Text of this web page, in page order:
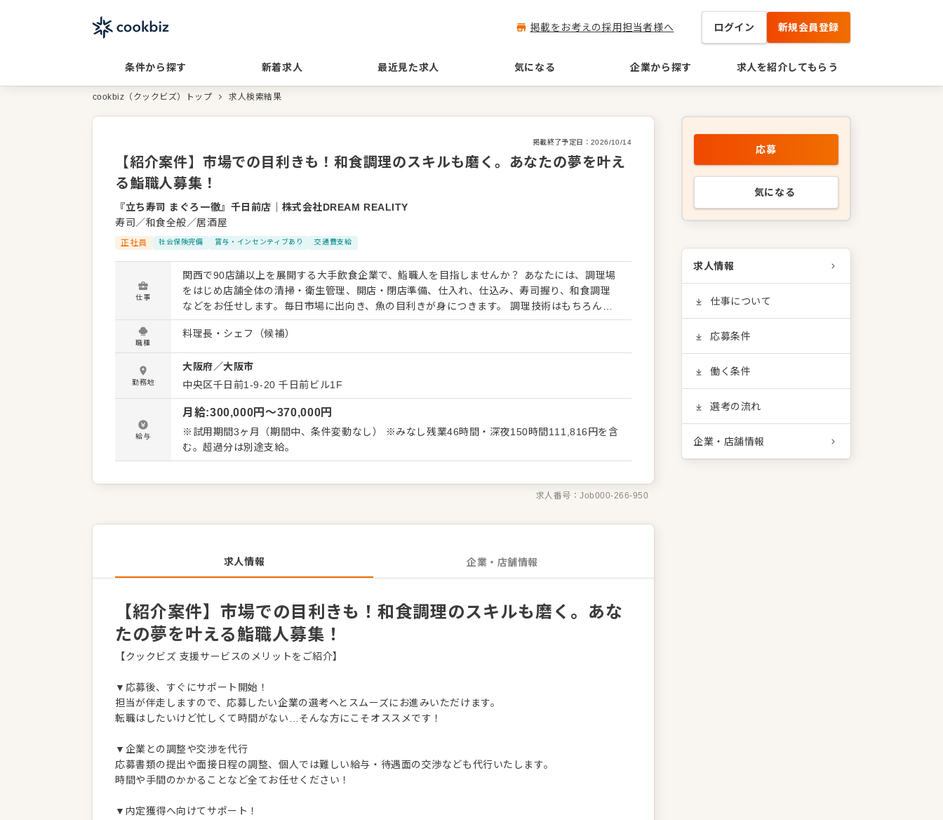
掲載をお考えの採用担当者様へ ログイン 新規会員登録
条件から探す 新着求人 最近見た求人 気になる 企業から探す 求人を紹介してもらう
cookbiz（クックビズ）トップ 求人検索結果
掲載終了予定日： 2026/10/14
【紹介案件】市場での目利きも！和食調理のスキルも磨く。あなたの夢を叶え
る鮨職人募集！
『立ち寿司 まぐろ一徹』千日前店
株式会社DREAM REALITY
寿司／和食全般／居酒屋
正社員 社会保険完備 賞与・インセンティブあり 交通費支給
仕事
関西で90店舗以上を展開する大手飲食企業で、鮨職人を目指しませんか？ あなたには、調理場
をはじめ店舗全体の清掃・衛生管理、開店・閉店準備、仕入れ、仕込み、寿司握り、和食調理
などをお任せします。毎日市場に出向き、魚の目利きが身につきます。 調理技術はもちろん、
カウンター越しにお客様とコミュニケーションをとる「見せる技」も習得し、一人前の鮨職人
を目指しましょう。 大将や先輩スタッフが成長をサポート。 経験が浅い方も安心してスタート
でき、将来は大将や経営幹部への昇格、または独立も目指せます。 ＜おすすめポイント＞ 独立
支援制度あり。関西で90店舗以上の安定企業で、キャリアアップのチャンスが豊富です。
職種
料理長・シェフ（候補）
勤務地
大阪府／大阪市
中央区千日前1-9-20 千日前ビル1F
給与
月給:300,000円〜370,000円
※試用期間3ヶ月（期間中、条件変動なし） ※みなし残業46時間・深夜150時間111,816円を含
む。超過分は別途支給。
求人番号：Job000-266-950
求人情報 企業・店舗情報
【紹介案件】市場での目利きも！和食調理のスキルも磨く。あな
たの夢を叶える鮨職人募集！
【クックビズ 支援サービスのメリットをご紹介】
▼応募後、すぐにサポート開始！
担当が伴走しますので、応募したい企業の選考へとスムーズにお進みいただけます。
転職はしたいけど忙しくて時間がない…そんな方にこそオススメです！
▼企業との調整や交渉を代行
応募書類の提出や面接日程の調整、個人では難しい給与・待遇面の交渉なども代行いたします。
時間や手間のかかることなど全てお任せください！
▼内定獲得へ向けてサポート！
応募
気になる
求人情報
仕事について
応募条件
働く条件
選考の流れ
企業・店舗情報